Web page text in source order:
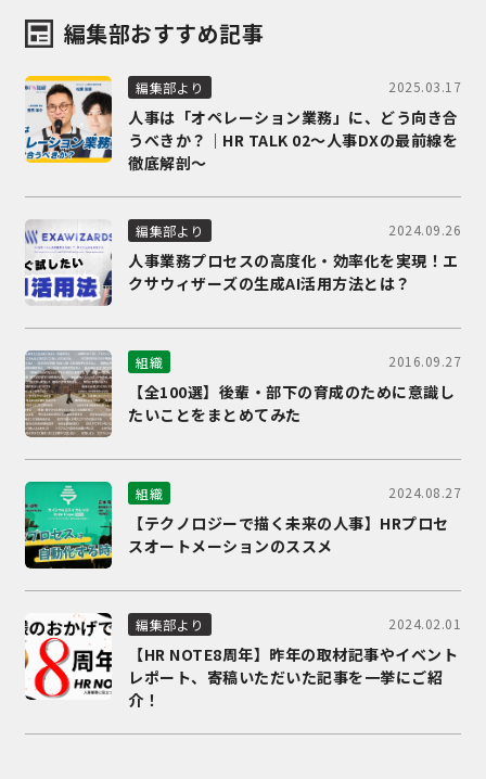
編集部おすすめ記事
編集部より 2025.03.17
人事は「オペレーション業務」に、どう向き合
うべきか？｜HR TALK 02～人事DXの最前線を
徹底解剖～
編集部より 2024.09.26
人事業務プロセスの高度化・効率化を実現！エ
クサウィザーズの生成AI活用方法とは？
組織 2016.09.27
【全100選】後輩・部下の育成のために意識し
たいことをまとめてみた
組織 2024.08.27
【テクノロジーで描く未来の人事】HRプロセ
スオートメーションのススメ
編集部より 2024.02.01
【HR NOTE8周年】昨年の取材記事やイベント
レポート、寄稿いただいた記事を一挙にご紹
介！